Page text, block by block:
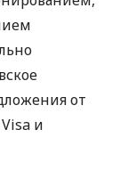
от
и